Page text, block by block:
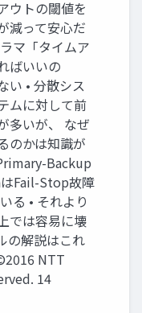
ウトの閾値を
減って安心だ
マ「タイムア
ばいいの
い • 分散シス
ムに対して前
多いが、 なぜ
のかは知識が
Backup
Fail-Stop故障
る • それより
では容易に壊
の解説はこれ
NTT
14